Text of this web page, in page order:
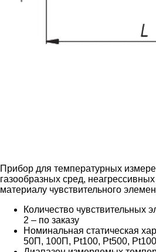
Прибор для температурных
газообразных сред,
материалу чувствительного
Количество чувствительных
2 – по заказу
Номинальная статическая
50П, 100П, Pt100, Pt500,